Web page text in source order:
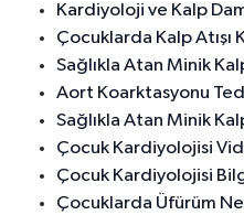
Kardiyoloji ve Kalp
Çocuklarda Kalp Atışı
Sağlıkla Atan Minik
Aort Koarktasyonu
Sağlıkla Atan Minik
Çocuk Kardiyolojisi
Çocuk Kardiyolojisi
Çocuklarda Üfürüm